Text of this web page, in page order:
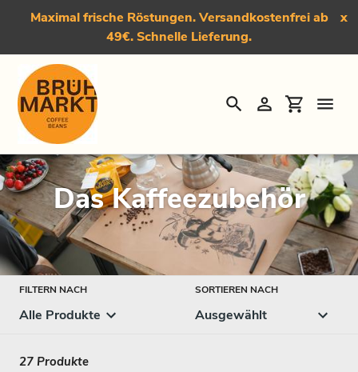
Direkt
Inhalt
Maximal frische Röstungen. Versandkostenfrei ab
49€. Schnelle Lieferung.
x
SuchenEinloggen
Startseite › Das Kaffeezubehör
S
a
m
m
l
Das Kaffeezubehör
FILTERN NACH SORTIEREN NACH
27 Produkte